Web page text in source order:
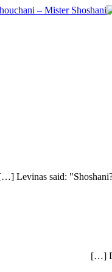
Levinas said: